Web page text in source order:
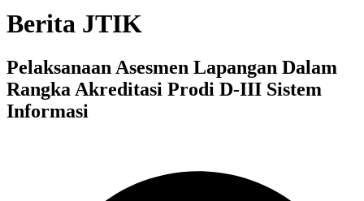
Berita JTIK
Pelaksanaan Asesmen Lapangan Dalam
Rangka Akreditasi Prodi D-III Sistem
Informasi